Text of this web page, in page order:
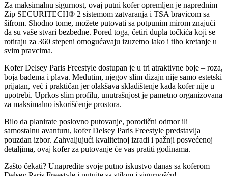
Za maksimalnu sigurnost, ovaj putni kofer opremljen je naprednim
Zip SECURITECH® 2 sistemom zatvaranja i TSA bravicom sa
šifrom. Shodno tome, možete putovati sa potpunim mirom znajući
da su vaše stvari bezbedne. Pored toga, četiri dupla točkića koji se
rotiraju za 360 stepeni omogućavaju izuzetno lako i tiho kretanje u
svim pravcima.
Kofer Delsey Paris Freestyle dostupan je u tri atraktivne boje – roza,
boja badema i plava. Međutim, njegov slim dizajn nije samo estetski
prijatan, već i praktičan jer olakšava skladištenje kada kofer nije u
upotrebi. Uprkos slim profilu, unutrašnjost je pametno organizovana
za maksimalno iskorišćenje prostora.
Bilo da planirate poslovno putovanje, porodični odmor ili
samostalnu avanturu, kofer Delsey Paris Freestyle predstavlja
pouzdan izbor. Zahvaljujući kvalitetnoj izradi i pažnji posvećenoj
detaljima, ovaj kofer za putovanje će vas pratiti godinama.
Zašto čekati? Unapredite svoje putno iskustvo danas sa koferom